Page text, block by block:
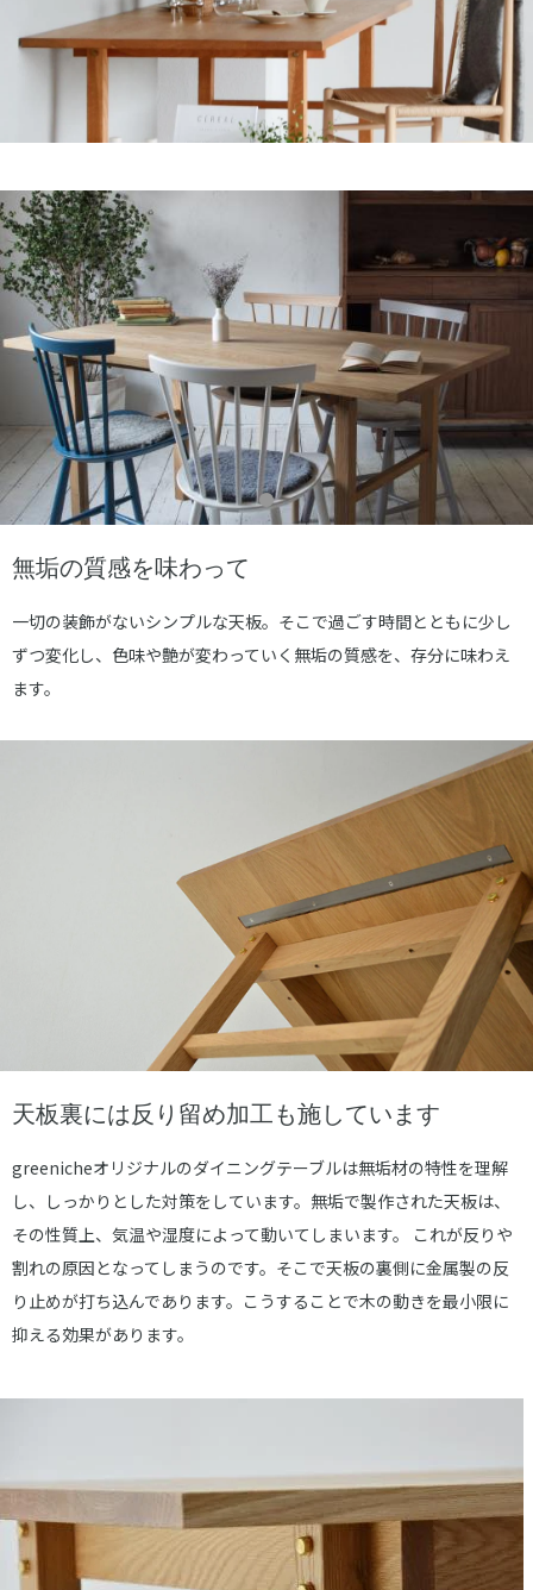
無垢の質感を味わって
一切の装飾がないシンプルな天板。そこで過ごす時間とともに少し
ずつ変化し、色味や艶が変わっていく無垢の質感を、存分に味わえ
ます。
天板裏には反り留め加工も施しています
greenicheオリジナルのダイニングテーブルは無垢材の特性を理解
し、しっかりとした対策をしています。無垢で製作された天板は、
その性質上、気温や湿度によって動いてしまいます。 これが反りや
割れの原因となってしまうのです。そこで天板の裏側に金属製の反
り止めが打ち込んであります。こうすることで木の動きを最小限に
抑える効果があります。